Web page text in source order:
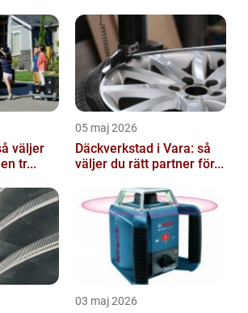
tr...
05 maj 2026
Däckverkstad i Vara: så
väljer du rätt partner för...
03 maj 2026